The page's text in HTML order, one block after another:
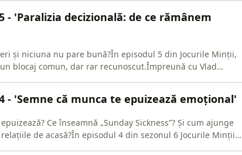
- 'Paralizia decizională: de ce rămânem
și niciuna nu pare bună?În episodul 5 din Jocurile Minții,
blocaj comun, dar rar recunoscut.Împreună cu Vlad
- 'Semne că munca te epuizează emoțional'
Ce înseamnă „Sunday Sickness”? Și cum ajunge
de acasă?În episodul 4 din sezonul 6 Jocurile Minții,